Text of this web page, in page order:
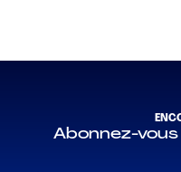
Abonnez-